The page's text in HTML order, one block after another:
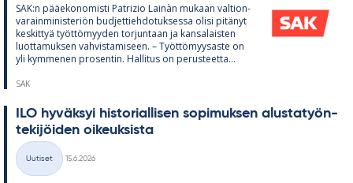
SAK:n pää­e­ko­no­misti Pat­rizio Lainàn mu­kaan val­tion­
va­rain­mi­nis­te­riön bud­jet­tieh­do­tuk­sessa olisi pi­tä­nyt
kes­kit­tyä työt­tö­myy­den tor­jun­taan ja kan­sa­lais­ten
luot­ta­muk­sen vah­vis­ta­mi­seen. – Työt­tö­myy­saste on
yli kym­me­nen pro­sen­tin. Hal­li­tus on pe­rus­teetta...
SAK
ILO hy­väk­syi his­to­rial­li­sen so­pi­muk­sen alus­ta­työn­
te­ki­jöi­den oi­keuk­sista
Kategoriat
Uutiset
15.6.2026